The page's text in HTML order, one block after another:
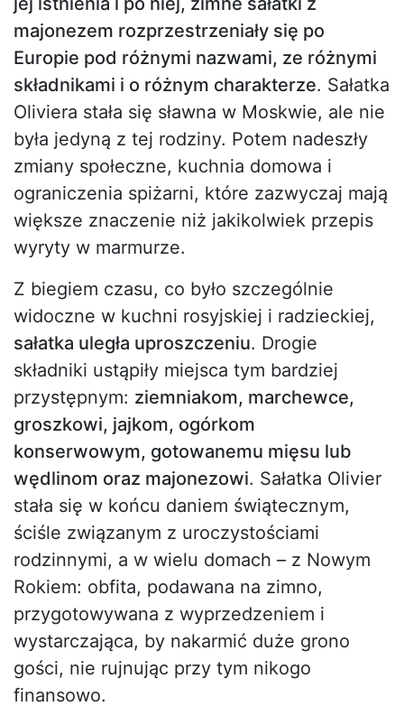
majonezem rozprzestrzeniały się po
Europie pod różnymi nazwami, ze różnymi
składnikami i o różnym charakterze. Sałatka
Oliviera stała się sławna w Moskwie, ale nie
była jedyną z tej rodziny. Potem nadeszły
zmiany społeczne, kuchnia domowa i
ograniczenia spiżarni, które zazwyczaj mają
większe znaczenie niż jakikolwiek przepis
wyryty w marmurze.
Z biegiem czasu, co było szczególnie
widoczne w kuchni rosyjskiej i radzieckiej,
sałatka uległa uproszczeniu. Drogie
składniki ustąpiły miejsca tym bardziej
przystępnym: ziemniakom, marchewce,
groszkowi, jajkom, ogórkom
konserwowym, gotowanemu mięsu lub
wędlinom oraz majonezowi. Sałatka Olivier
stała się w końcu daniem świątecznym,
ściśle związanym z uroczystościami
rodzinnymi, a w wielu domach – z Nowym
Rokiem: obfita, podawana na zimno,
przygotowywana z wyprzedzeniem i
wystarczająca, by nakarmić duże grono
gości, nie rujnując przy tym nikogo
finansowo.